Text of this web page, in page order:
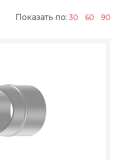
Показать по:30 60 90